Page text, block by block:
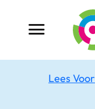
Menu button
Lees Voor